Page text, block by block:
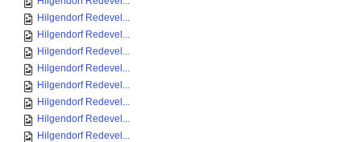
Hilgendorf Redevel...
Hilgendorf Redevel...
Hilgendorf Redevel...
Hilgendorf Redevel...
Hilgendorf Redevel...
Hilgendorf Redevel...
Hilgendorf Redevel...
Hilgendorf Redevel...